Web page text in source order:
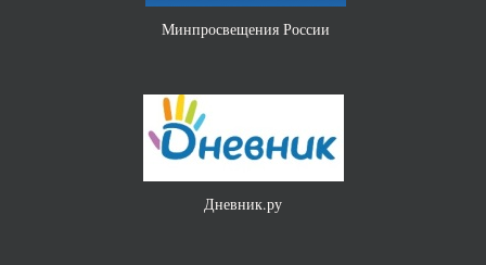
Министерство науки и высшего образования РФ
«Без срока давности»